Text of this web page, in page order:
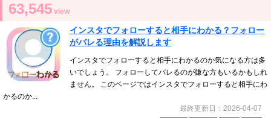
63,545 view
インスタでフォローすると相手にわかる？フォロー
がバレる理由を解説します
インスタでフォローすると相手にわかるのか気になる方は多
いでしょう。 フォローしてバレるのが嫌な方もいるかもしれ
ません。 このページではインスタでフォローすると相手にわ
かるのか...
最終更新日：2026-04-07